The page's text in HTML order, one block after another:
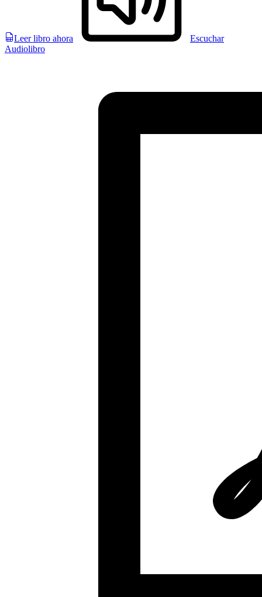
Leer libro ahora
Escuchar
Audiolibro